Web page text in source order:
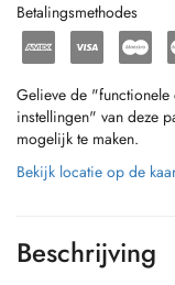
Betalingsmethodes
Gelieve de
instellingen" van deze
mogelijk te maken.
Bekijk locatie op de
Beschrijving